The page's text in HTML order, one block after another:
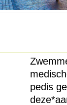
pedis